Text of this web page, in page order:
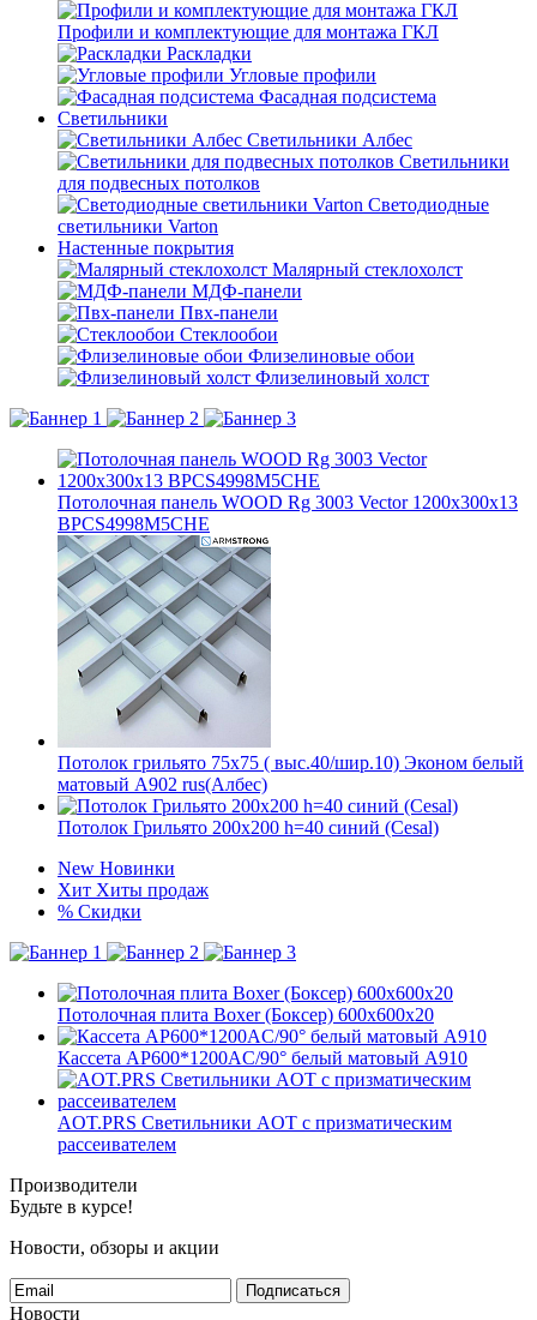
Профили и комплектующие для монтажа ГКЛ
Раскладки
Угловые профили
Фасадная подсистема
Светильники
Светильники Албес
Светильники
для подвесных потолков
Светодиодные
светильники Varton
Настенные покрытия
Малярный стеклохолст
МДФ-панели
Пвх-панели
Стеклообои
Флизелиновые обои
Флизелиновый холст
Потолочная панель WOOD Rg 3003 Vector 1200x300x13
BPCS4998M5CHE
Потолок грильято 75х75 ( выс.40/шир.10) Эконом белый
матовый А902 rus(Албес)
Потолок Грильято 200x200 h=40 синий (Cesal)
New Новинки
Хит Хиты продаж
% Скидки
Потолочная плита Boxer (Боксер) 600x600x20
Кассета AP600*1200AC/90° белый матовый А910
AOT.PRS Светильники AOT с призматическим
рассеивателем
Производители
Будьте в курсе!
Новости, обзоры и акции
Подписаться
Новости